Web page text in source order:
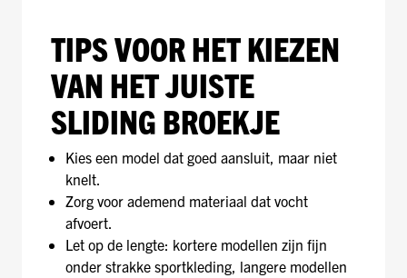
TIPS VOOR HET KIEZEN
VAN HET JUISTE
SLIDING BROEKJE
Kies een model dat goed aansluit, maar niet
knelt.
Zorg voor ademend materiaal dat vocht
afvoert.
Let op de lengte: kortere modellen zijn fijn
onder strakke sportkleding, langere modellen